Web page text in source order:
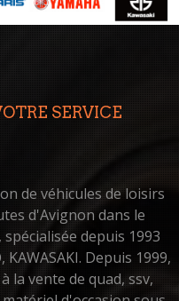
SERVICE
de véhicules de loisirs
d'Avignon dans le
depuis 1993
Depuis 1999,
la vente de quad, ssv,